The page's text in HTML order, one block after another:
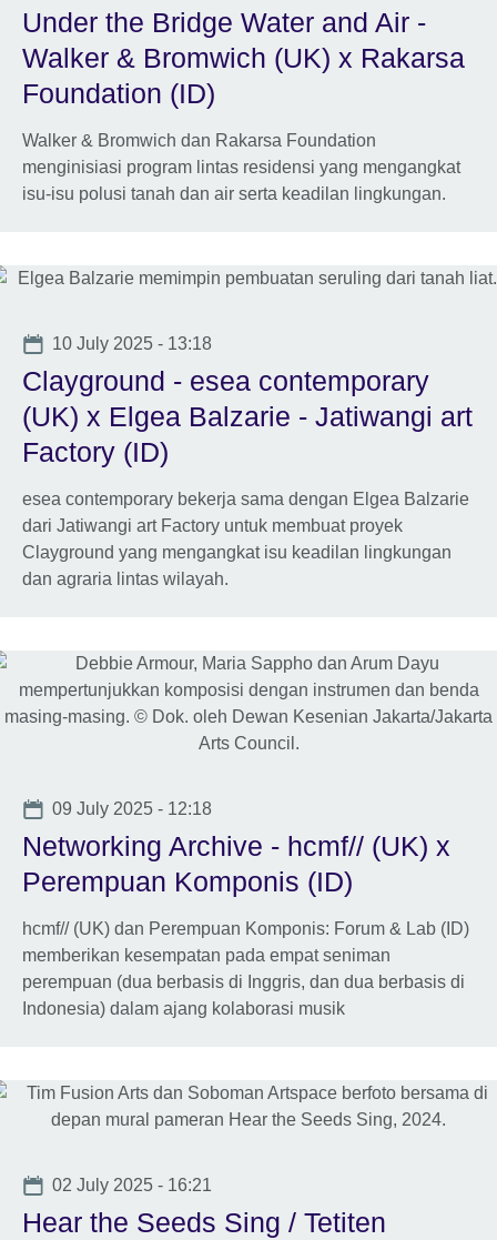
Under the Bridge Water and Air -
Walker & Bromwich (UK) x Rakarsa
Foundation (ID)
Walker & Bromwich dan Rakarsa Foundation
menginisiasi program lintas residensi yang mengangkat
isu-isu polusi tanah dan air serta keadilan lingkungan.
Date
10 July 2025 - 13:18
Clayground - esea contemporary
(UK) x Elgea Balzarie - Jatiwangi art
Factory (ID)
esea contemporary bekerja sama dengan Elgea Balzarie
dari Jatiwangi art Factory untuk membuat proyek
Clayground yang mengangkat isu keadilan lingkungan
dan agraria lintas wilayah.
Date
09 July 2025 - 12:18
Networking Archive - hcmf// (UK) x
Perempuan Komponis (ID)
hcmf// (UK) dan Perempuan Komponis: Forum & Lab (ID)
memberikan kesempatan pada empat seniman
perempuan (dua berbasis di Inggris, dan dua berbasis di
Indonesia) dalam ajang kolaborasi musik
Date
02 July 2025 - 16:21
Hear the Seeds Sing / Tetiten